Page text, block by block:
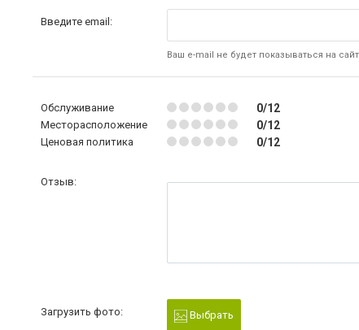
Введите email:
Ваш e-mail не будет показываться на
Обслуживание 0/12
Месторасположение 0/12
Ценовая политика 0/12
Отзыв:
Загрузить фото: Выбрать